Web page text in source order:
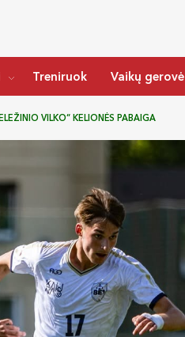
Treniruok Vaikų gerovė
VILKO“ KELIONĖS PABAIGA